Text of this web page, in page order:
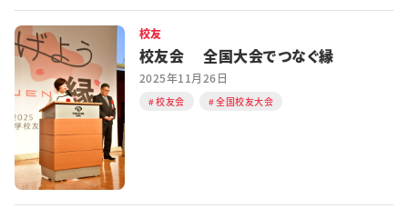
校友
校友会 全国大会でつなぐ縁
2025年11月26日
校友会 全国校友大会